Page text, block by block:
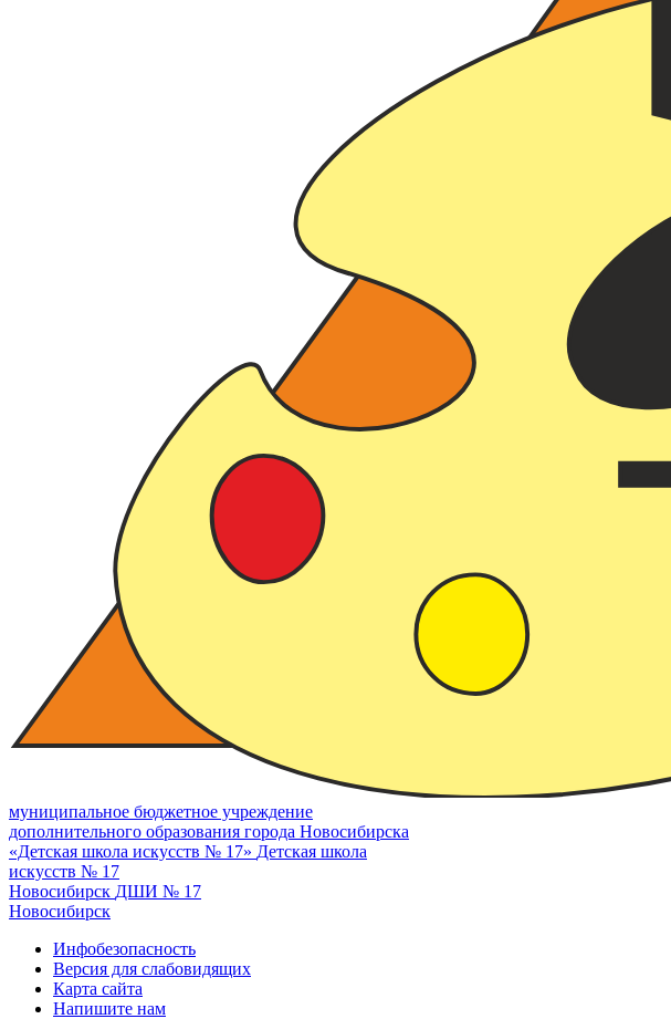
муниципальное бюджетное учреждение
дополнительного образования города Новосибирска
«Детская школа искусств № 17» Детская школа
искусств № 17
Новосибирск ДШИ № 17
Новосибирск
Инфобезопасность
Версия для слабовидящих
Карта сайта
Напишите нам